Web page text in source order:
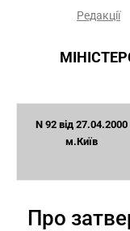
Редакції
N 92 від 27.04.2000
м.Київ
Про